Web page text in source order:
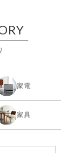
家電
家具